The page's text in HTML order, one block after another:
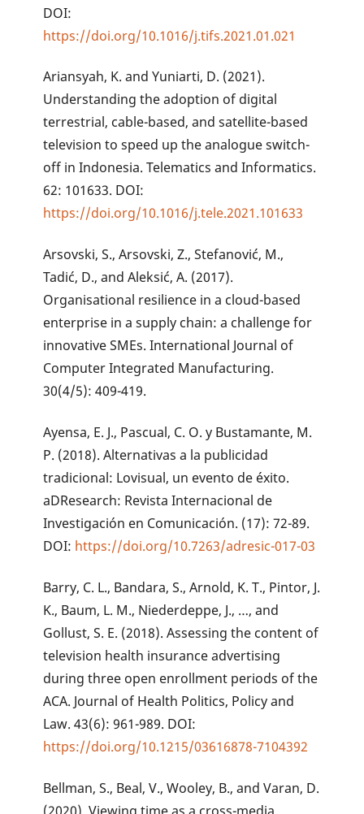
DOI:
https://doi.org/10.1016/j.tifs.2021.01.021
Ariansyah, K. and Yuniarti, D. (2021).
Understanding the adoption of digital
terrestrial, cable-based, and satellite-based
television to speed up the analogue switch-
off in Indonesia. Telematics and Informatics.
62: 101633. DOI:
https://doi.org/10.1016/j.tele.2021.101633
Arsovski, S., Arsovski, Z., Stefanović, M.,
Tadić, D., and Aleksić, A. (2017).
Organisational resilience in a cloud-based
enterprise in a supply chain: a challenge for
innovative SMEs. International Journal of
Computer Integrated Manufacturing.
30(4/5): 409-419.
Ayensa, E. J., Pascual, C. O. y Bustamante, M.
P. (2018). Alternativas a la publicidad
tradicional: Lovisual, un evento de éxito.
aDResearch: Revista Internacional de
Investigación en Comunicación. (17): 72-89.
DOI: https://doi.org/10.7263/adresic-017-03
Barry, C. L., Bandara, S., Arnold, K. T., Pintor, J.
K., Baum, L. M., Niederdeppe, J., …, and
Gollust, S. E. (2018). Assessing the content of
television health insurance advertising
during three open enrollment periods of the
ACA. Journal of Health Politics, Policy and
Law. 43(6): 961-989. DOI:
https://doi.org/10.1215/03616878-7104392
Bellman, S., Beal, V., Wooley, B., and Varan, D.